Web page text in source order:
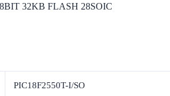
32KB FLASH 28SOIC
PIC18F2550T-I/SO